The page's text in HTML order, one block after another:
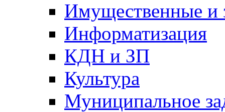
Имущественные и
Информатизация
КДН и ЗП
Культура
Муниципальное